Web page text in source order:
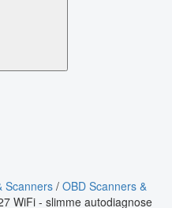
Scanners/ OBD Scanners &
WiFi - slimme autodiagnose